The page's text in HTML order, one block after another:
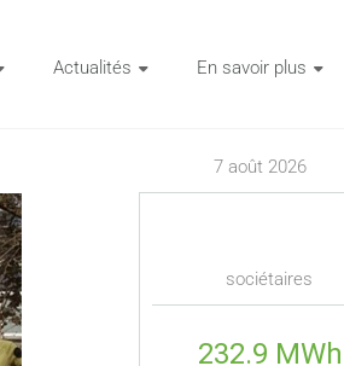
Actualités En savoir plus
7 août 2026
sociétaires